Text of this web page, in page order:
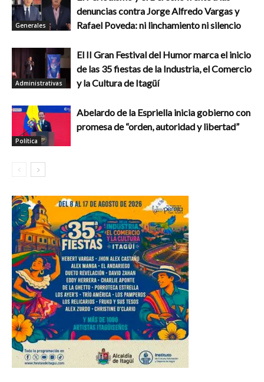
Generales
denuncias contra Jorge Alfredo Vargas y
Rafael Poveda: ni linchamiento ni silencio
Administrativas
El II Gran Festival del Humor marca el inicio
de las 35 fiestas de la Industria, el Comercio
y la Cultura de Itagüí
Política
Abelardo de la Espriella inicia gobierno con
promesa de “orden, autoridad y libertad”